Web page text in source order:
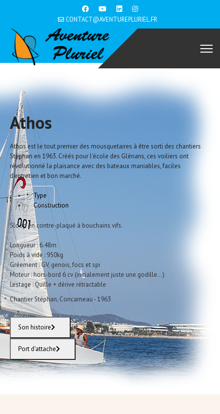
CONTACT@AVENTUREPLURIEL.FR
Athos
Athos est le tout premier des mousquetaires à être sorti des chantiers
Stéphan en 1963. Créés pour l'école des Glénans, ces voiliers ont
révolutionné la plaisance avec des bateaux maniables, faciles
d'entretien et bon marché.
Type
Construction
Sloop en contre-plaqué à bouchains vifs.
Longueur : 6.48m
Poids à vide : 950kg
Gréement : GV, genois, focs et spi
Moteur : hors-bord 6 cv (initialement juste une godille...)
Lestage : Quille + dérive rétractable
Chantier Stéphan, Concarneau - 1963
Son histoire
Port d'attache